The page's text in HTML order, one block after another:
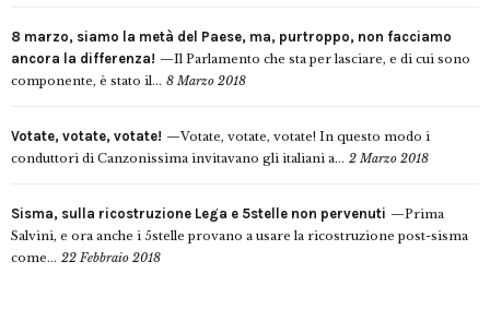
8 marzo, siamo la metà del Paese, ma, purtroppo, non facciamo
ancora la differenza!
Il Parlamento che sta per lasciare, e di cui sono
componente, è stato il... 8 Marzo 2018
Votate, votate, votate!
Votate, votate, votate! In questo modo i
conduttori di Canzonissima invitavano gli italiani a... 2 Marzo 2018
Sisma, sulla ricostruzione Lega e 5stelle non pervenuti
Prima
Salvini, e ora anche i 5stelle provano a usare la ricostruzione post-sisma
come... 22 Febbraio 2018